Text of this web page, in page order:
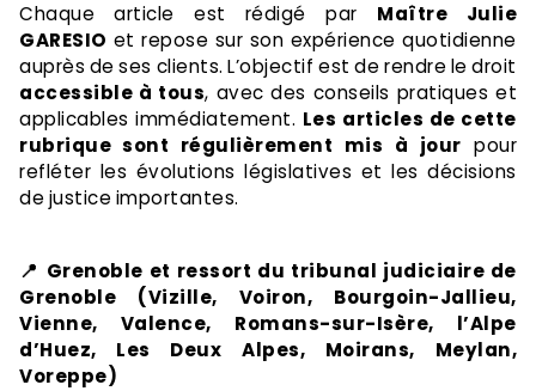
Chaque article est rédigé par Maître Julie
GARESIO et repose sur son expérience quotidienne
auprès de ses clients. L’objectif est de rendre le droit
accessible à tous, avec des conseils pratiques et
applicables immédiatement. Les articles de cette
rubrique sont régulièrement mis à jour pour
refléter les évolutions législatives et les décisions
de justice importantes.
📍 Grenoble et ressort du tribunal judiciaire de
Grenoble (Vizille, Voiron, Bourgoin-Jallieu,
Vienne, Valence, Romans-sur-Isère, l’Alpe
d’Huez, Les Deux Alpes, Moirans, Meylan,
Voreppe)